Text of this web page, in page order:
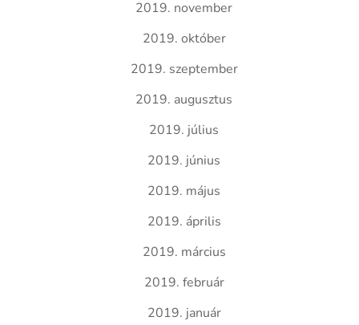
2019. november
2019. október
2019. szeptember
2019. augusztus
2019. július
2019. június
2019. május
2019. április
2019. március
2019. február
2019. január